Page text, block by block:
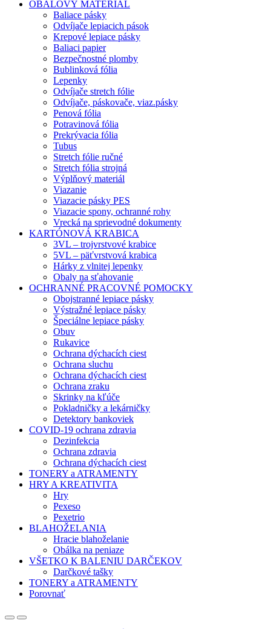
OBALOVÝ MATERIÁL
Baliace pásky
Odvíjače lepiacich pások
Krepové lepiace pásky
Baliaci papier
Bezpečnostné plomby
Bublinková fólia
Lepenky
Odvíjače stretch fólie
Odvíjače, páskovače, viaz.pásky
Penová fólia
Potravinová fólia
Prekrývacia fólia
Tubus
Stretch fólie ručné
Stretch fólia strojná
Výplňový materiál
Viazanie
Viazacie pásky PES
Viazacie spony, ochranné rohy
Vrecká na sprievodné dokumenty
KARTÓNOVÁ KRABICA
3VL – trojvrstvové krabice
5VL – päťvrstvová krabica
Hárky z vlnitej lepenky
Obaly na sťahovanie
OCHRANNÉ PRACOVNÉ POMOCKY
Obojstranné lepiace pásky
Výstražné lepiace pásky
Špeciálne lepiace pásky
Obuv
Rukavice
Ochrana dýchacích ciest
Ochrana sluchu
Ochrana dýchacích ciest
Ochrana zraku
Skrinky na kľúče
Pokladničky a lekárničky
Detektory bankoviek
COVID-19 ochrana zdravia
Dezinfekcia
Ochrana zdravia
Ochrana dýchacích ciest
TONERY a ATRAMENTY
HRY A KREATIVITA
Hry
Pexeso
Pexetrio
BLAHOŽELANIA
Hracie blahoželanie
Obálka na peniaze
VŠETKO K BALENIU DARČEKOV
Darčkové tašky
TONERY a ATRAMENTY
Porovnať
OpenClose